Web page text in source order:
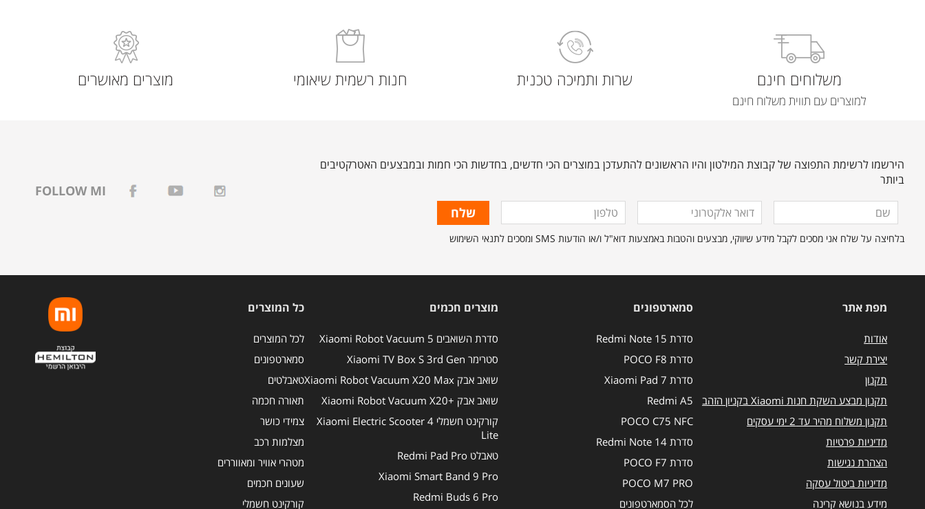
משלוחים חינם
למוצרים עם תווית משלוח חינם
שרות ותמיכה טכנית חנות רשמית שיאומי מוצרים מאושרים
FOLLOW MI
הירשמו לרשימת התפוצה של קבוצת המילטון והיו הראשונים להתעדכן במוצרים הכי חדשים, בחדשות הכי חמות ובמבצעים האטרקטיבים
ביותר
מלאו
את
הפרטים
כדי
לרשימת
שם
דואר
אלקטרוני
טלפון
בלחיצה על שלח אני מסכים לקבל מידע שיווקי, מבצעים והטבות באמצעות דוא"ל ו/או הודעות SMS ומסכים לתנאי השימוש
מפת אתר
אודות
יצירת קשר
תקנון
תקנון מבצע השקת חנות Xiaomi בקניון הזהב
תקנון משלוח מהיר עד 2 ימי עסקים
מדיניות פרטיות
הצהרת נגישות
מדיניות ביטול עסקה
מידע בנושא קרינה
סמארטפונים
סדרת Redmi Note 15
סדרת POCO F8
סדרת Xiaomi Pad 7
Redmi A5
POCO C75 NFC
סדרת Redmi Note 14
סדרת POCO F7
POCO M7 PRO
לכל הסמארטפונים
מוצרים חכמים
סדרת השואבים Xiaomi Robot Vacuum 5
סטרימר Xiaomi TV Box S 3rd Gen
שואב אבק Xiaomi Robot Vacuum X20 Max
שואב אבק +Xiaomi Robot Vacuum X20
קורקינט חשמלי Xiaomi Electric Scooter 4
Lite
טאבלט Redmi Pad Pro
Xiaomi Smart Band 9 Pro
Redmi Buds 6 Pro
כל המוצרים
לכל המוצרים
סמארטפונים
טאבלטים
תאורה חכמה
צמידי כושר
מצלמות רכב
מטהרי אוויר ומאווררים
שעונים חכמים
קורקינט חשמלי